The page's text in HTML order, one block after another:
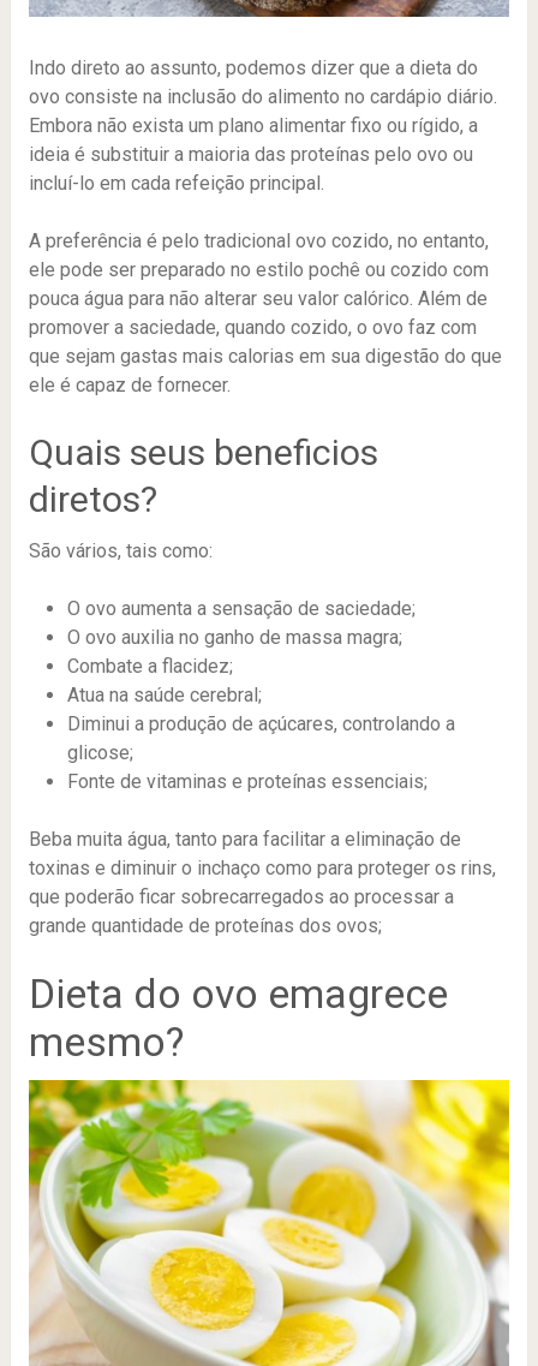
Indo direto ao assunto, podemos dizer que a dieta do
ovo consiste na inclusão do alimento no cardápio diário.
Embora não exista um plano alimentar fixo ou rígido, a
ideia é substituir a maioria das proteínas pelo ovo ou
incluí-lo em cada refeição principal.
A preferência é pelo tradicional ovo cozido, no entanto,
ele pode ser preparado no estilo pochê ou cozido com
pouca água para não alterar seu valor calórico. Além de
promover a saciedade, quando cozido, o ovo faz com
que sejam gastas mais calorias em sua digestão do que
ele é capaz de fornecer.
Quais seus beneficios
diretos?
São vários, tais como:
O ovo aumenta a sensação de saciedade;
O ovo auxilia no ganho de massa magra;
Combate a flacidez;
Atua na saúde cerebral;
Diminui a produção de açúcares, controlando a
glicose;
Fonte de vitaminas e proteínas essenciais;
Beba muita água, tanto para facilitar a eliminação de
toxinas e diminuir o inchaço como para proteger os rins,
que poderão ficar sobrecarregados ao processar a
grande quantidade de proteínas dos ovos;
Dieta do ovo emagrece
mesmo?